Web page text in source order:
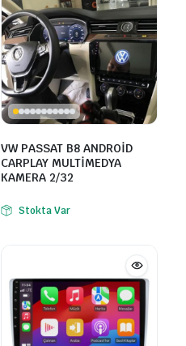
VW PASSAT B8 ANDROİD
CARPLAY MULTİMEDYA
KAMERA 2/32
Stokta Var